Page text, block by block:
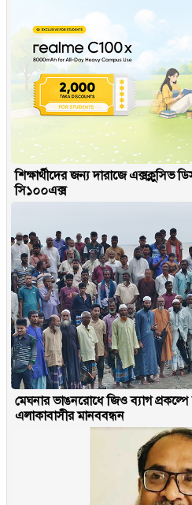
শিক্ষার্থীদের জন্য দারাজে এক্সক্লুসিভ
সি১০০এক্স
মেঘনার ভাঙনরোধে জিও ব্যাগ
এলাকাবাসীর মানববন্ধন